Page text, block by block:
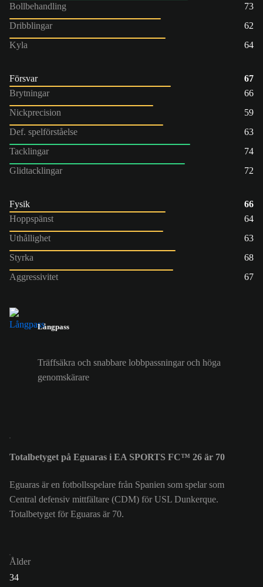
Bollbehandling
73
Dribblingar
62
Kyla
64
Försvar
67
Brytningar
66
Nickprecision
59
Def. spelförståelse
63
Tacklingar
74
Glidtacklingar
72
Fysik
66
Hoppspänst
64
Uthållighet
63
Styrka
68
Aggressivitet
67
Långpass
Träffsäkra och snabbare lobbpassningar och höga
genomskärare
Totalbetyget på Eguaras i EA SPORTS FC™ 26 är 70
Eguaras är en fotbollsspelare från Spanien som spelar som
Central defensiv mittfältare (CDM) för USL Dunkerque.
Totalbetyget för Eguaras är 70.
Ålder
34